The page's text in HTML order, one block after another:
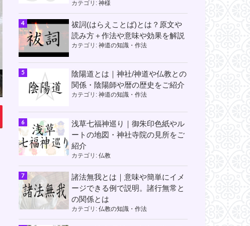
カテゴリ: 神様
祓詞(はらえことば)とは？原文や
読み方＋作法や意味や効果を解説
カテゴリ: 神道の知識・作法
陰陽道とは｜神社/神道や仏教との
関係・陰陽師や暦の歴史をご紹介
カテゴリ: 神道の知識・作法
浅草七福神巡り｜御朱印色紙やル
ートの地図・神社寺院の見所をご
紹介
カテゴリ: 仏教
諸法無我とは｜意味や簡単にイメ
ージできる例で説明。諸行無常と
の関係とは
カテゴリ: 仏教の知識・作法